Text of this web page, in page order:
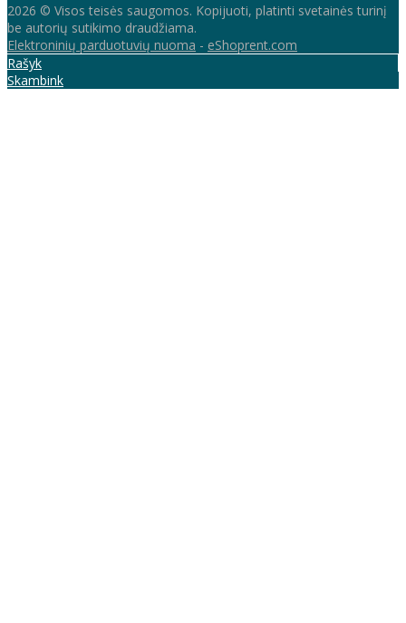
2026 © Visos teisės saugomos. Kopijuoti, platinti svetainės turinį
be autorių sutikimo draudžiama.
Elektroninių parduotuvių nuoma - eShoprent.com
Rašyk
Skambink